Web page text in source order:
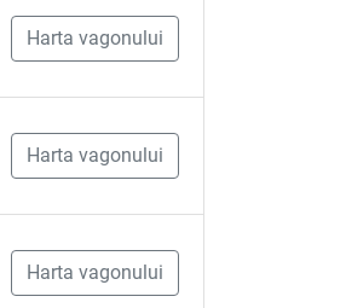
Harta vagonului
Harta vagonului
Harta vagonului